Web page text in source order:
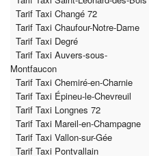
Tarif Taxi Changé 72
Tarif Taxi Chaufour-Notre-Dame
Tarif Taxi Degré
Tarif Taxi Auvers-sous-
Montfaucon
Tarif Taxi Chemiré-en-Charnie
Tarif Taxi Épineu-le-Chevreuil
Tarif Taxi Longnes 72
Tarif Taxi Mareil-en-Champagne
Tarif Taxi Vallon-sur-Gée
Tarif Taxi Pontvallain